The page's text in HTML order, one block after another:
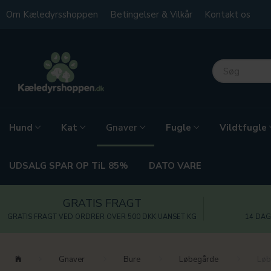
Om Kæledyrsshoppen Betingelser & Vilkår Kontakt os
Hund Kat Gnaver Fugle Vildtfugle
UDSALG SPAR OP TiL 85% DATO VARE
GRATIS FRAGT
GRATIS FRAGT VED ORDRER OVER 500 DKK UANSET KG 14
Gnaver Bure Løbegårde